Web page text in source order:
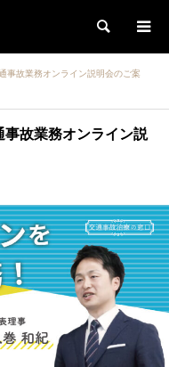
検索
故業務オンライン説明会のご案
故業務オンライン説